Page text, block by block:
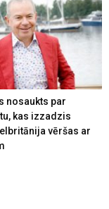
nosaukts par
kas izzadzis
vēršas ar